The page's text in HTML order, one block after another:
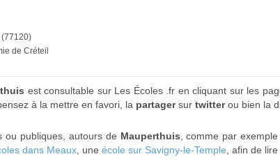
(77120)
de Créteil
est consultable sur Les Écoles .fr en cliquant sur les
à la mettre en favori, la partagersur twitterou bien la
ou publiques, autours de Mauperthuis , comme par
dans Meaux , une école sur Savigny-le-Temple , afin de